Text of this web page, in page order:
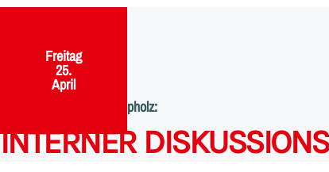
Freitag,
25.
April
SPD im Unterbezirk Diepholz:
INTERNER